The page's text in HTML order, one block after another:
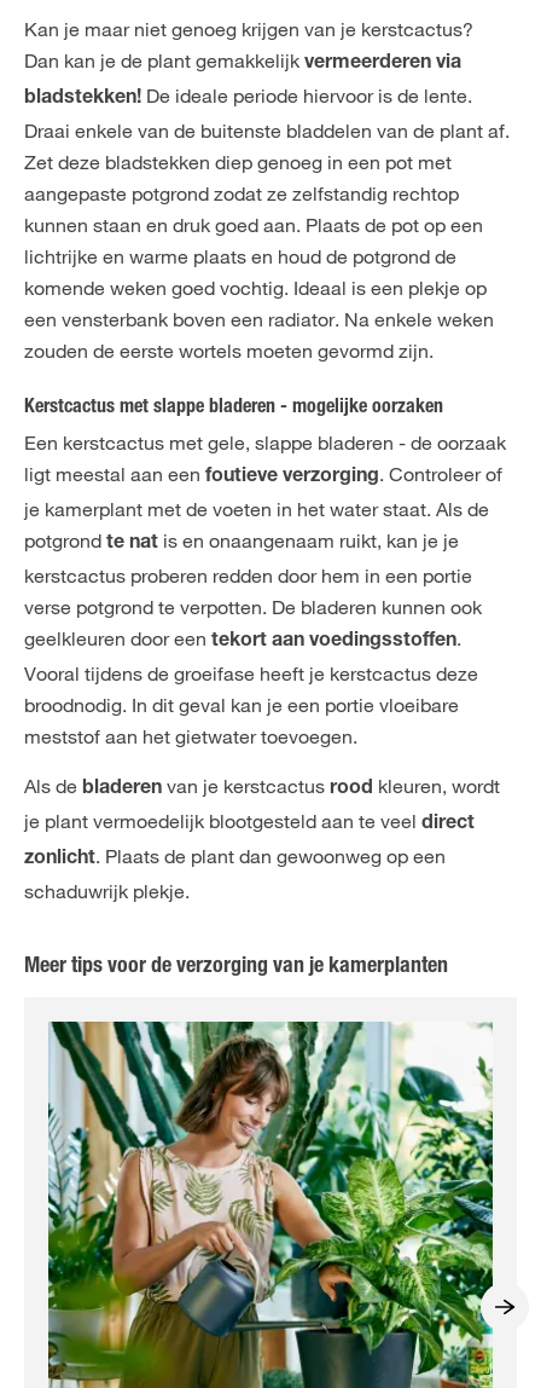
Kan je maar niet genoeg krijgen van je kerstcactus?
Dan kan je de plant gemakkelijk vermeerderen via
bladstekken! De ideale periode hiervoor is de lente.
Draai enkele van de buitenste bladdelen van de plant af.
Zet deze bladstekken diep genoeg in een pot met
aangepaste potgrond zodat ze zelfstandig rechtop
kunnen staan en druk goed aan. Plaats de pot op een
lichtrijke en warme plaats en houd de potgrond de
komende weken goed vochtig. Ideaal is een plekje op
een vensterbank boven een radiator. Na enkele weken
zouden de eerste wortels moeten gevormd zijn.
Kerstcactus met slappe bladeren - mogelijke oorzaken
Een kerstcactus met gele, slappe bladeren - de oorzaak
ligt meestal aan een foutieve verzorging. Controleer of
je kamerplant met de voeten in het water staat. Als de
potgrond te nat is en onaangenaam ruikt, kan je je
kerstcactus proberen redden door hem in een portie
verse potgrond te verpotten. De bladeren kunnen ook
geelkleuren door een tekort aan voedingsstoffen.
Vooral tijdens de groeifase heeft je kerstcactus deze
broodnodig. In dit geval kan je een portie vloeibare
meststof aan het gietwater toevoegen.
Als de bladeren van je kerstcactus rood kleuren, wordt
je plant vermoedelijk blootgesteld aan te veel direct
zonlicht. Plaats de plant dan gewoonweg op een
schaduwrijk plekje.
Meer tips voor de verzorging van je kamerplanten